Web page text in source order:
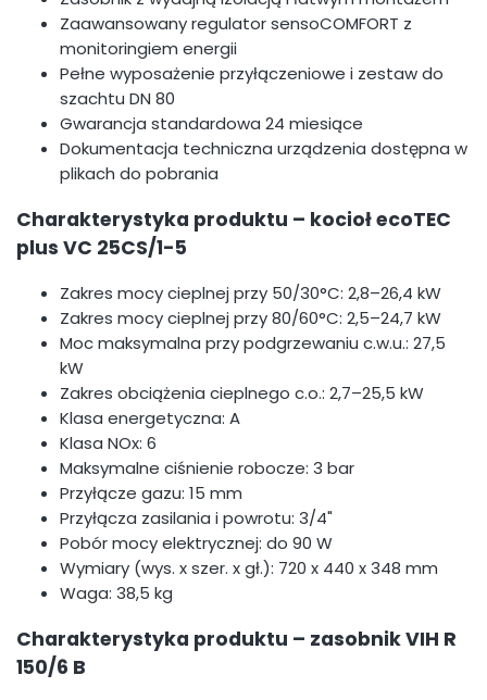
Zaawansowany regulator sensoCOMFORT z
monitoringiem energii
Pełne wyposażenie przyłączeniowe i zestaw do
szachtu DN 80
Gwarancja standardowa 24 miesiące
Dokumentacja techniczna urządzenia dostępna w
plikach do pobrania
Charakterystyka produktu – kocioł ecoTEC
plus VC 25CS/1-5
Zakres mocy cieplnej przy 50/30°C: 2,8–26,4 kW
Zakres mocy cieplnej przy 80/60°C: 2,5–24,7 kW
Moc maksymalna przy podgrzewaniu c.w.u.: 27,5
kW
Zakres obciążenia cieplnego c.o.: 2,7–25,5 kW
Klasa energetyczna: A
Klasa NOx: 6
Maksymalne ciśnienie robocze: 3 bar
Przyłącze gazu: 15 mm
Przyłącza zasilania i powrotu: 3/4"
Pobór mocy elektrycznej: do 90 W
Wymiary (wys. x szer. x gł.): 720 x 440 x 348 mm
Waga: 38,5 kg
Charakterystyka produktu – zasobnik VIH R
150/6 B